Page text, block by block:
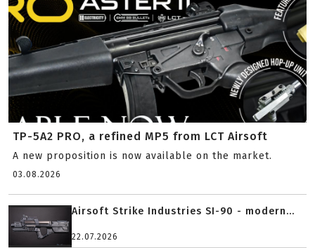
TP-5A2 PRO, a refined MP5 from LCT Airsoft
A new proposition is now available on the market.
03.08.2026
Airsoft Strike Industries SI-90 - modern...
22.07.2026